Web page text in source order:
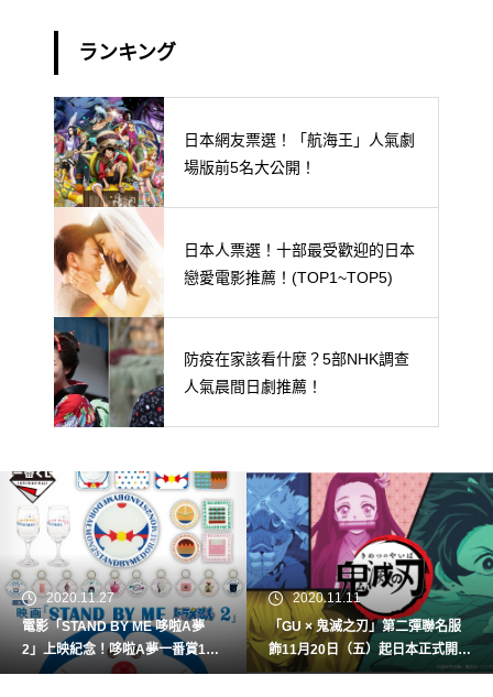
ランキング
日本網友票選！「航海王」人氣劇
場版前5名大公開！
日本人票選！十部最受歡迎的日本
戀愛電影推薦！(TOP1~TOP5)
防疫在家該看什麼？5部NHK調查
人氣晨間日劇推薦！
2020.11.27
電影「STAND BY ME 哆啦A夢
2」上映紀念！哆啦A夢一番賞12
月5日(六)開賣！
2020.11.11
「GU × 鬼滅之刃」第二彈聯名服
飾11月20日（五）起日本正式開
賣！